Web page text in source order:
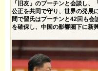
「旧友」のプーチンと会談し、
公正を共同で守り、世界の発展
間で習氏はプーチンと42回も会
を確保し、中国の影響圏下に新